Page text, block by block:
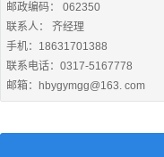
邮政编码： 062350
联系人： 齐经理
手机：18631701388
联系电话：0317-5167778
邮箱：hbygymgg@163. com